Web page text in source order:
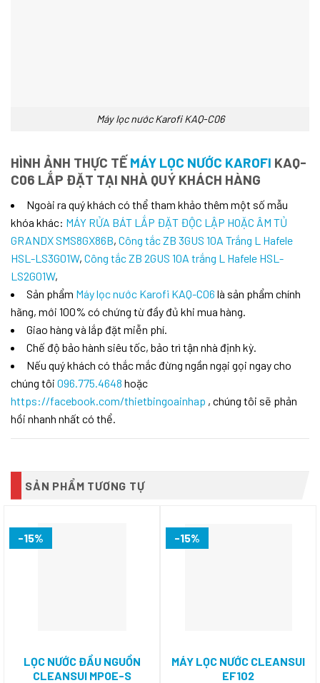
Máy lọc nước Karofi KAQ-C06
HÌNH ẢNH THỰC TẾ MÁY LỌC NƯỚC KAROFI KAQ-
C06 LẮP ĐẶT TẠI NHÀ QUÝ KHÁCH HÀNG
Ngoài ra quý khách có thể tham khảo thêm một số mẫu
khóa khác: MÁY RỬA BÁT LẮP ĐẶT ĐỘC LẬP HOẶC ÂM TỦ
GRANDX SMS8GX86B, Công tắc ZB 3GUS 10A Trắng L Hafele
HSL-LS3G01W, Công tắc ZB 2GUS 10A trắng L Hafele HSL-
LS2G01W,
Sản phẩm Máy lọc nước Karofi KAQ-C06 là sản phẩm chính
hãng, mới 100% có chứng từ đầy đủ khi mua hàng.
Giao hàng và lắp đặt miễn phí.
Chế độ bảo hành siêu tốc, bảo trì tận nhà định kỳ.
Nếu quý khách có thắc mắc đừng ngần ngại gọi ngay cho
chúng tôi 096.775.4648 hoặc
https://facebook.com/thietbingoainhap , chúng tôi sẽ phản
hồi nhanh nhất có thể.
SẢN PHẨM TƯƠNG TỰ
-15%
LỌC NƯỚC ĐẦU NGUỒN
CLEANSUI MPOE-S
-15%
MÁY LỌC NƯỚC CLEANSUI
EF102